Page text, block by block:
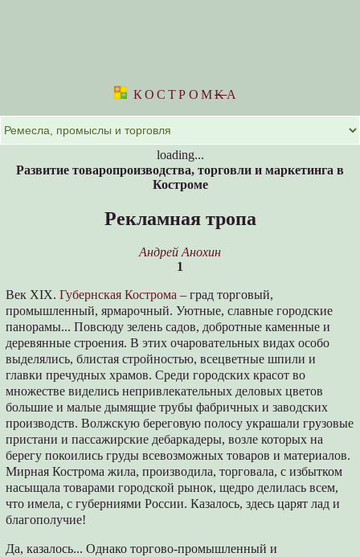
КОСТРОМKА
loading...
Развитие товаропроизводства, торговли и маркетинга в
Костроме
Рекламная тропа
Андрей Анохин
1
Век XIX.Губернская Кострома – град торговый,
промышленный, ярмарочный. Уютные, славные городские
панорамы... Повсюду зелень садов, добротные каменные и
деревянные строения. В этих очаровательных видах особо
выделялись, блистая стройностью, всецветные шпили и
главки пречудных храмов. Среди городских красот во
множестве виделись непривлекательных деловых цветов
большие и малые дымящие трубы фабричных и заводских
производств. Волжскую береговую полосу украшали грузовые
пристани и пассажирские дебаркадеры, возле которых на
берегу покоились груды всевозможных товаров и материалов.
Мирная Кострома жила, производила, торговала, с избытком
насыщала товарами городской рынок, щедро делилась всем,
что имела, с губерниями России. Казалось, здесь царят лад и
благополучие!
Да, казалось... Однако торгово-промышленный и